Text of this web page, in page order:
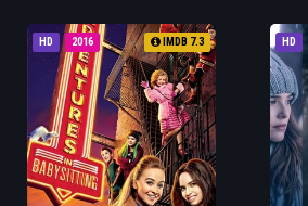
HD 2016 IMDB 7.3 HD